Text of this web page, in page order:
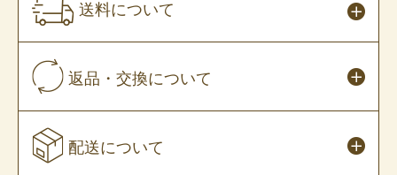
送料について
返品・交換について
配送について